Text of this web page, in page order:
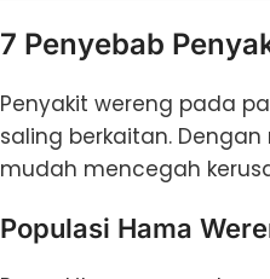
7 Penyebab
Penyakit wereng pada
saling berkaitan.
mudah mencegah
Populasi Hama